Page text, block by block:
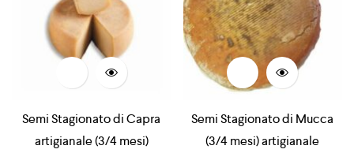
Semi Stagionato di Capra
artigianale (3/4 mesi)
Semi Stagionato di Mucca
(3/4 mesi) artigianale